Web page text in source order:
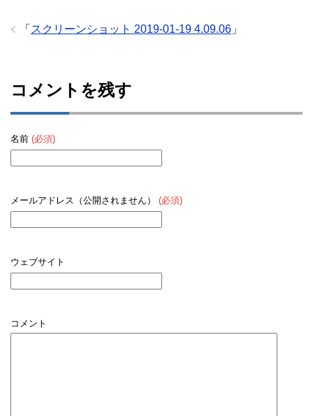
「 スクリーンショット 2019-01-19 4.09.06 」
コメントを残す
名前 (必須)
メールアドレス（公開されません） (必須)
ウェブサイト
コメント